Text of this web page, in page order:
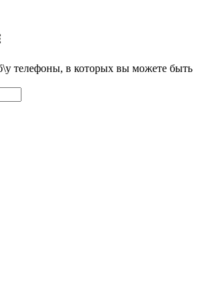
телефоны, в которых вы можете быть